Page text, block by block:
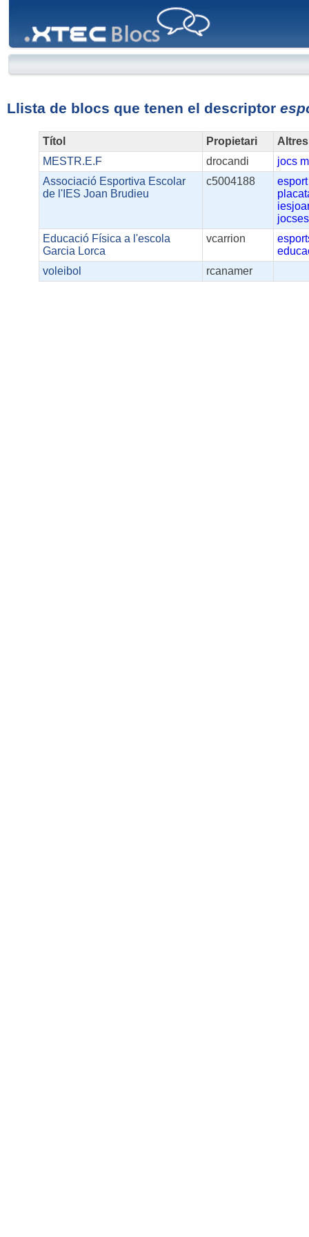
Llista de blocs que tenen el descriptor
Títol Propietari
MESTR.E.F
drocandi jocs
Associació Esportiva Escolar
de l'IES Joan Brudieu
c5004188
esport
Educació Física a l'escola
Garcia Lorca
vcarrion
voleibol
rcanamer